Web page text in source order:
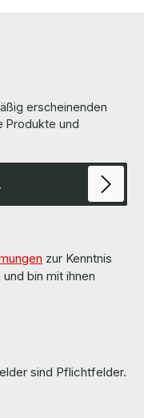
erscheinenden
Produkte und
zur Kenntnis
bin mit ihnen
sind Pflichtfelder.